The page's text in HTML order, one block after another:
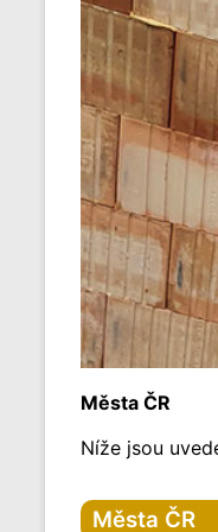
Města ČR
Níže jsou
Města ČR